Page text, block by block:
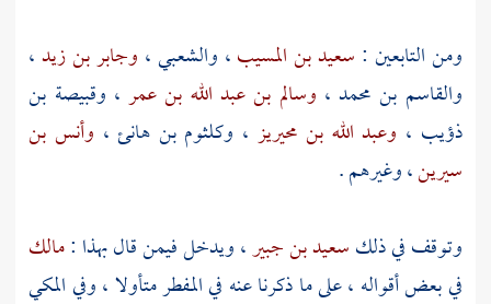
ومن التابعين : سعيد بن المسيب، والشعبي، وجابر بن زيد،
والقاسم بن محمد ، وسالم بن عبد الله بن عمر ، وقبيصة بن
ذؤيب ، وعبد الله بن محيريز ، وكلثوم بن هانئ ، وأنس بن
سيرين، وغيرهم .
وتوقف في ذلكسعيد بن جبير، ويدخل فيمن قال بهذا :مالك
في بعض أقواله ، على ما ذكرنا عنه في المفطر متأولا ، وفي المكي